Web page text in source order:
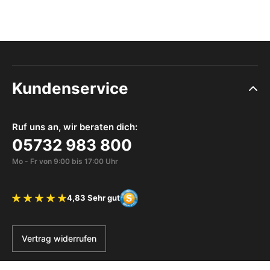
Kundenservice
Ruf uns an, wir beraten dich:
05732 983 800
Mo - Fr von 9:00 bis 17:00 Uhr
Bewertung 4.83 von 5 Sternen
4,83 Sehr gut
Vertrag widerrufen